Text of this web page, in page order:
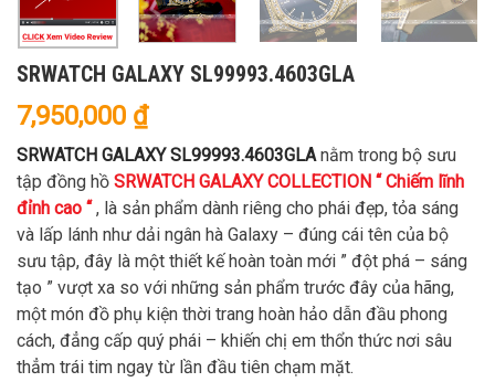
SRWATCH GALAXY SL99993.4603GLA
7,950,000 ₫
SRWATCH GALAXY SL99993.4603GLA nằm trong bộ sưu
tập đồng hồ SRWATCH GALAXY COLLECTION “ Chiếm lĩnh
đỉnh cao “, là sản phẩm dành riêng cho phái đẹp, tỏa sáng
và lấp lánh như dải ngân hà Galaxy – đúng cái tên của bộ
sưu tập, đây là một thiết kế hoàn toàn mới ” đột phá – sáng
tạo ” vượt xa so với những sản phẩm trước đây của hãng,
một món đồ phụ kiện thời trang hoàn hảo dẫn đầu phong
cách, đẳng cấp quý phái – khiến chị em thổn thức nơi sâu
thẳm trái tim ngay từ lần đầu tiên chạm mặt.